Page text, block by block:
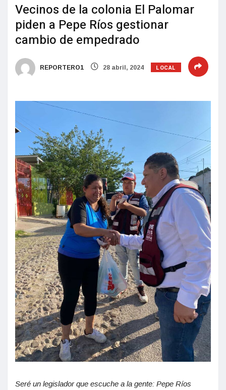
Vecinos de la colonia El Palomar
piden a Pepe Ríos gestionar
cambio de empedrado
REPORTERO1 28 abril, 2024 LOCAL
Seré un legislador que escuche a la gente: Pepe Ríos